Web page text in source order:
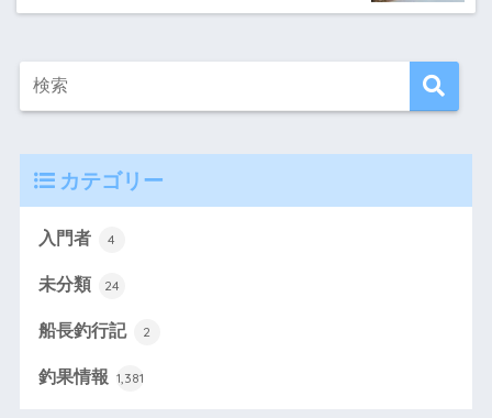
カテゴリー
入門者 4
未分類 24
船長釣行記 2
釣果情報 1,381